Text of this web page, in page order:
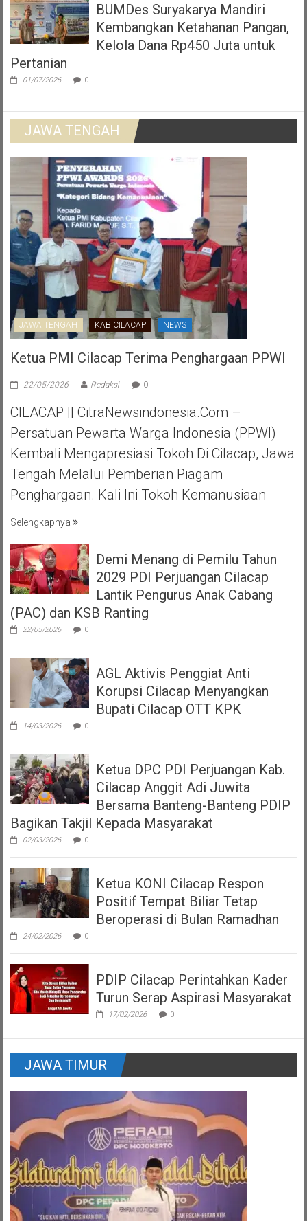
BUMDes Suryakarya Mandiri
Kembangkan Ketahanan Pangan,
Kelola Dana Rp450 Juta untuk
Pertanian
01/07/2026 0
JAWA TENGAH
JAWA TENGAH KAB CILACAP NEWS
Ketua PMI Cilacap Terima Penghargaan PPWI
22/05/2026 Redaksi 0
CILACAP || CitraNewsindonesia.com –
Persatuan Pewarta Warga Indonesia (PPWI)
Kembali Mengapresiasi Tokoh Di Cilacap, Jawa
Tengah Melalui Pemberian Piagam
Penghargaan. Kali Ini Tokoh Kemanusiaan
Selengkapnya
Demi Menang di Pemilu Tahun
2029 PDI Perjuangan Cilacap
Lantik Pengurus Anak Cabang
(PAC) dan KSB Ranting
22/05/2026 0
AGL Aktivis Penggiat Anti
Korupsi Cilacap Menyangkan
Bupati Cilacap OTT KPK
14/03/2026 0
Ketua DPC PDI Perjuangan Kab.
Cilacap Anggit Adi Juwita
Bersama Banteng-Banteng PDIP
Bagikan Takjil Kepada Masyarakat
02/03/2026 0
Ketua KONI Cilacap Respon
Positif Tempat Biliar Tetap
Beroperasi di Bulan Ramadhan
24/02/2026 0
PDIP Cilacap Perintahkan Kader
Turun Serap Aspirasi Masyarakat
17/02/2026 0
JAWA TIMUR